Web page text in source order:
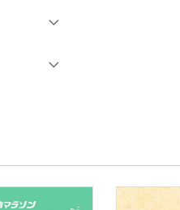
％OFF
絞り込み